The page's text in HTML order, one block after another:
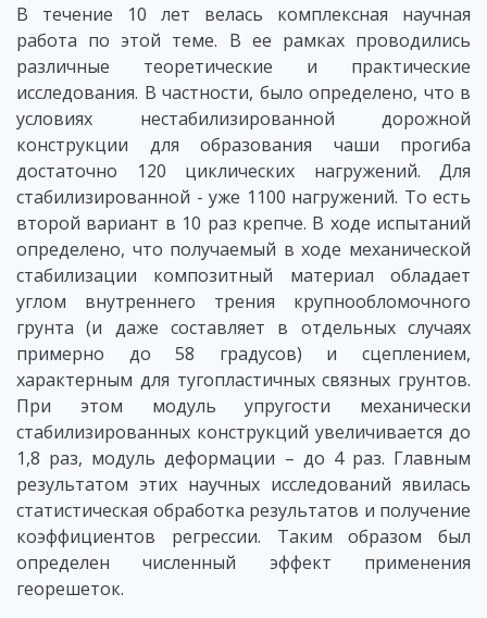
В течение 10 лет велась комплексная научная
работа по этой теме. В ее рамках проводились
различные теоретические и практические
исследования. В частности, было определено, что в
условиях нестабилизированной дорожной
конструкции для образования чаши прогиба
достаточно 120 циклических нагружений. Для
стабилизированной - уже 1100 нагружений. То есть
второй вариант в 10 раз крепче. В ходе испытаний
определено, что получаемый в ходе механической
стабилизации композитный материал обладает
углом внутреннего трения крупнообломочного
грунта (и даже составляет в отдельных случаях
примерно до 58 градусов) и сцеплением,
характерным для тугопластичных связных грунтов.
При этом модуль упругости механически
стабилизированных конструкций увеличивается до
1,8 раз, модуль деформации – до 4 раз. Главным
результатом этих научных исследований явилась
статистическая обработка результатов и получение
коэффициентов регрессии. Таким образом был
определен численный эффект применения
георешеток.